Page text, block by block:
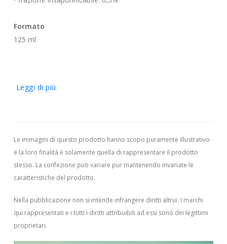
Formato
125 ml
Leggi di più
Le immagini di questo prodotto hanno scopo puramente illustrativo
e la loro finalità è solamente quella di rappresentare il prodotto
stesso. La confezione può variare pur mantenendo invariate le
caratteristiche del prodotto.
Nella pubblicazione non si intende infrangere diritti altrui. I marchi
qui rappresentati e i tutti i diritti attribuibili ad essi sono dei legittimi
proprietari.